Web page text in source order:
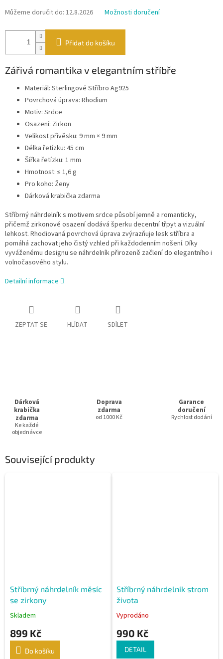
Můžeme doručit do: 12.8.2026 Možnosti doručení
Přidat do košíku
Zářivá romantika v elegantním stříbře
Materiál: Sterlingové Stříbro Ag925
Povrchová úprava: Rhodium
Motiv: Srdce
Osazení: Zirkon
Velikost přívěsku: 9 mm × 9 mm
Délka řetízku: 45 cm
Šířka řetízku: 1 mm
Hmotnost: ≤ 1,6 g
Pro koho: Ženy
Dárková krabička zdarma
Stříbrný náhrdelník s motivem srdce působí jemně a romanticky,
přičemž zirkonové osazení dodává šperku decentní třpyt a vizuální
lehkost. Rhodiovaná povrchová úprava zvýrazňuje lesk stříbra a
pomáhá zachovat jeho čistý vzhled při každodenním nošení. Díky
vyváženému designu se náhrdelník přirozeně začlení do elegantního i
volnočasového stylu.
Detailní informace
ZEPTAT SE HLÍDAT SDÍLET
Dárková
krabička
zdarma
Ke každé
objednávce
Doprava
zdarma
od 1000 Kč
Garance
doručení
Rychlost dodání
Související produkty
Stříbrný náhrdelník měsíc
se zirkony
Skladem
899 Kč
Do košíku
Stříbrný náhrdelník strom
života
Vyprodáno
990 Kč
DETAIL